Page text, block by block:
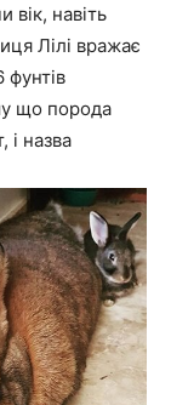
вік, навіть
Лілі вражає
що порода
і назва